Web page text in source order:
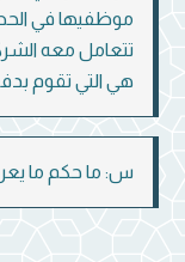
موظفيها في
تتعامل معه
هي التي تقوم
س: ما حكم ما